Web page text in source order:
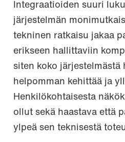
Integraatioiden suuri
järjestelmän
tekninen ratkaisu jakaa
erikseen hallittaviin
siten koko järjestelmästä
helpomman kehittää ja
Henkilökohtaisesta
ollut sekä haastava että
ylpeä sen teknisestä